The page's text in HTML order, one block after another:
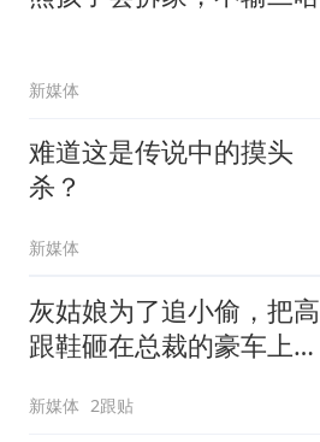
新媒体
难道这是传说中的摸头
杀？
新媒体
灰姑娘为了追小偷，把高
跟鞋砸在总裁的豪车上，
新媒体 2跟贴